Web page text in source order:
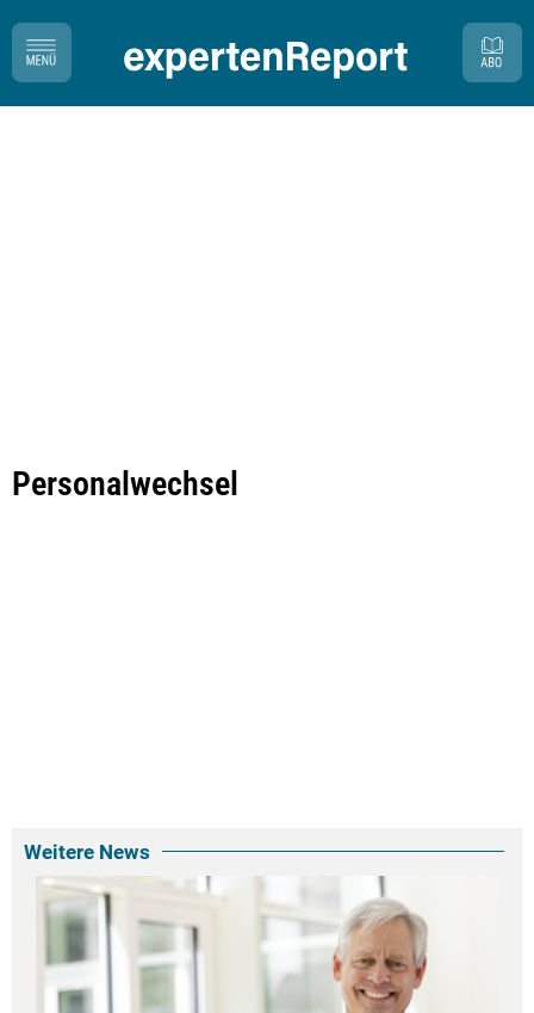
Personalwechsel
Weitere News